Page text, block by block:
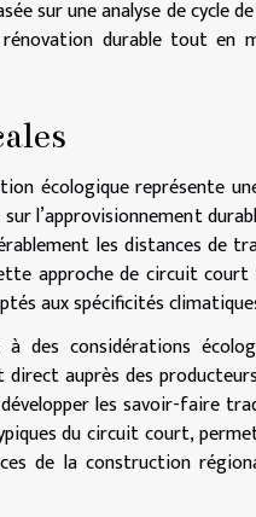
sur une analyse de cycle
durable tout en
écologique représente
l’approvisionnement
les distances de
approche de circuit
aux spécificités
des considérations
direct auprès des
les savoir-faire
du circuit court,
de la construction